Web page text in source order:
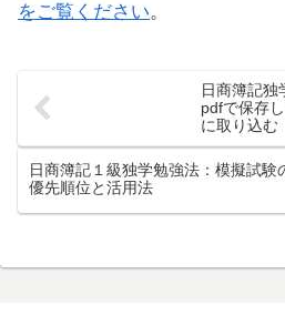
をご覧ください。
日商簿記独
pdfで保存
に取り込む
日商簿記１級独学勉強法：模擬試験
優先順位と活用法